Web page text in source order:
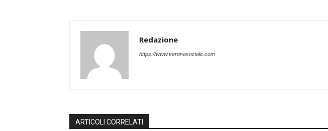
Redazione
https://www.veronasociale.com
ARTICOLI CORRELATI